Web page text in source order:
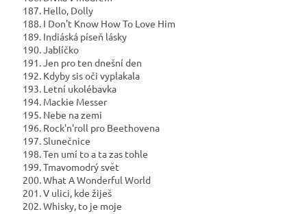
187. Hello, Dolly
188. I Don't Know How To Love Him
189. Indiáská píseň lásky
190. Jablíčko
191. Jen pro ten dnešní den
192. Kdyby sis oči vyplakala
193. Letní ukolébavka
194. Mackie Messer
195. Nebe na zemi
196. Rock'n'roll pro Beethovena
197. Slunečnice
198. Ten umí to a ta zas tohle
199. Tmavomodrý svět
200. What A Wonderful World
201. V ulici, kde žiješ
202. Whisky, to je moje